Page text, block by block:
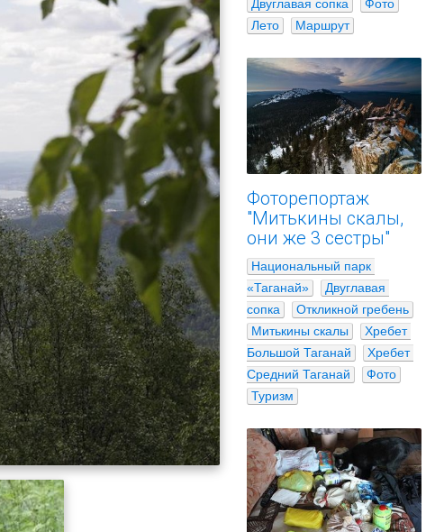
Двуглавая сопка
Фото
Лето
Маршрут
Фоторепортаж
"Митькины скалы,
они же 3 сестры"
Национальный парк
«Таганай»
Двуглавая
сопка
Откликной гребень
Митькины скалы
Хребет
Большой Таганай
Хребет
Средний Таганай
Фото
Туризм